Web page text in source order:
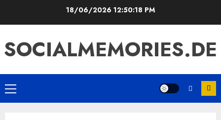
18/06/2026 12:50:19 PM
SOCIALMEMORIES.DE
Primary
Menu